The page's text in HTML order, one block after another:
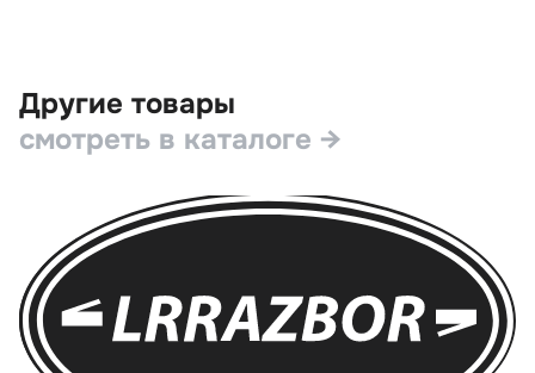
Другие товары
смотреть в каталоге →